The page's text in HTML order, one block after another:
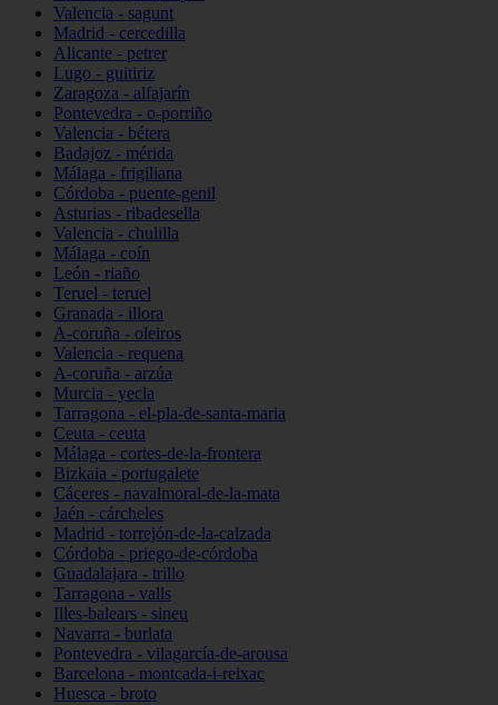
Valencia - sagunt
Madrid - cercedilla
Alicante - petrer
Lugo - guitiriz
Zaragoza - alfajarín
Pontevedra - o-porriño
Valencia - bétera
Badajoz - mérida
Málaga - frigiliana
Córdoba - puente-genil
Asturias - ribadesella
Valencia - chulilla
Málaga - coín
León - riaño
Teruel - teruel
Granada - illora
A-coruña - oleiros
Valencia - requena
A-coruña - arzúa
Murcia - yecla
Tarragona - el-pla-de-santa-maria
Ceuta - ceuta
Málaga - cortes-de-la-frontera
Bizkaia - portugalete
Cáceres - navalmoral-de-la-mata
Jaén - cárcheles
Madrid - torrejón-de-la-calzada
Córdoba - priego-de-córdoba
Guadalajara - trillo
Tarragona - valls
Illes-balears - sineu
Navarra - burlata
Pontevedra - vilagarcía-de-arousa
Barcelona - montcada-i-reixac
Huesca - broto